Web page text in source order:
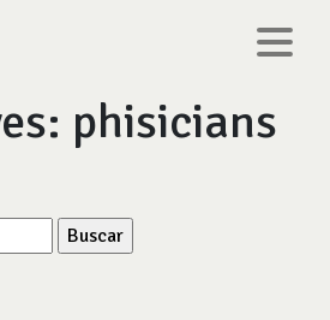
phisicians